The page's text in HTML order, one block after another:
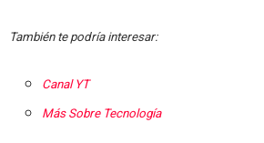
También te podría interesar:
Canal YT
Más Sobre Tecnología